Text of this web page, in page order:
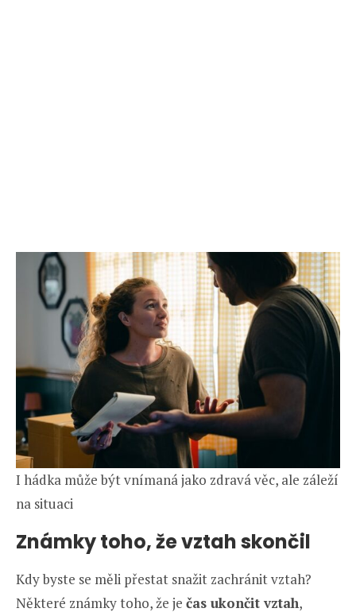
I hádka může být vnímaná jako zdravá věc, ale záleží
na situaci
Známky toho, že vztah skončil
Kdy byste se měli přestat snažit zachránit vztah?
Některé známky toho, že je čas ukončit vztah,